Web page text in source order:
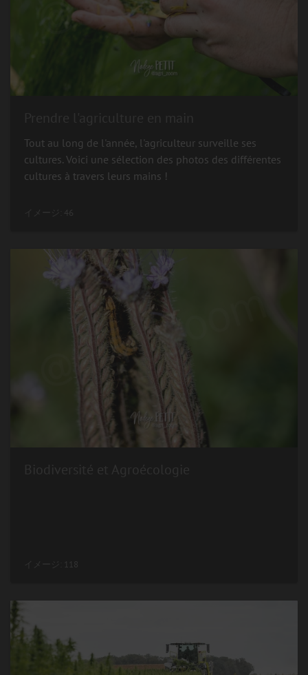
Tout au long de l'année, l'agriculteur surveille ses
cultures. Voici une sélection des photos des différentes
cultures à travers leurs mains !
イメージ: 46
イメージ: 118